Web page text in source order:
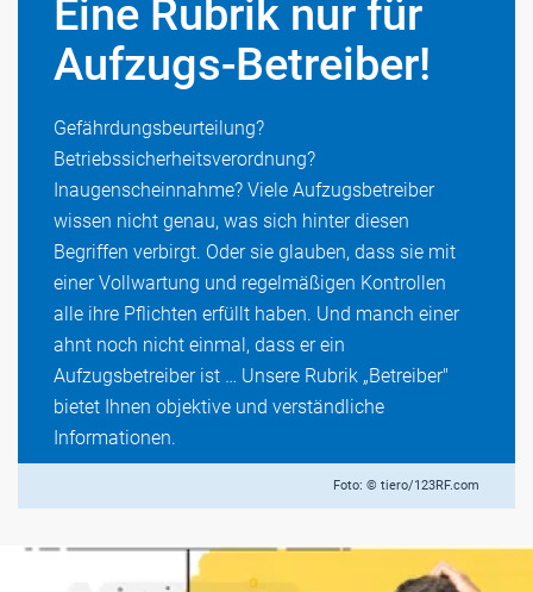
Foto: © tiero/123RF.com
Eine Rubrik nur für
Aufzugs-Betreiber!
Gefährdungsbeurteilung?
Betriebssicherheitsverordnung?
Inaugenscheinnahme? Viele Aufzugsbetreiber
wissen nicht genau, was sich hinter diesen
Begriffen verbirgt. Oder sie glauben, dass sie mit
einer Vollwartung und regelmäßigen Kontrollen
alle ihre Pflichten erfüllt haben. Und manch einer
ahnt noch nicht einmal, dass er ein
Aufzugsbetreiber ist … Unsere Rubrik „Betreiber"
bietet Ihnen objektive und verständliche
Informationen.